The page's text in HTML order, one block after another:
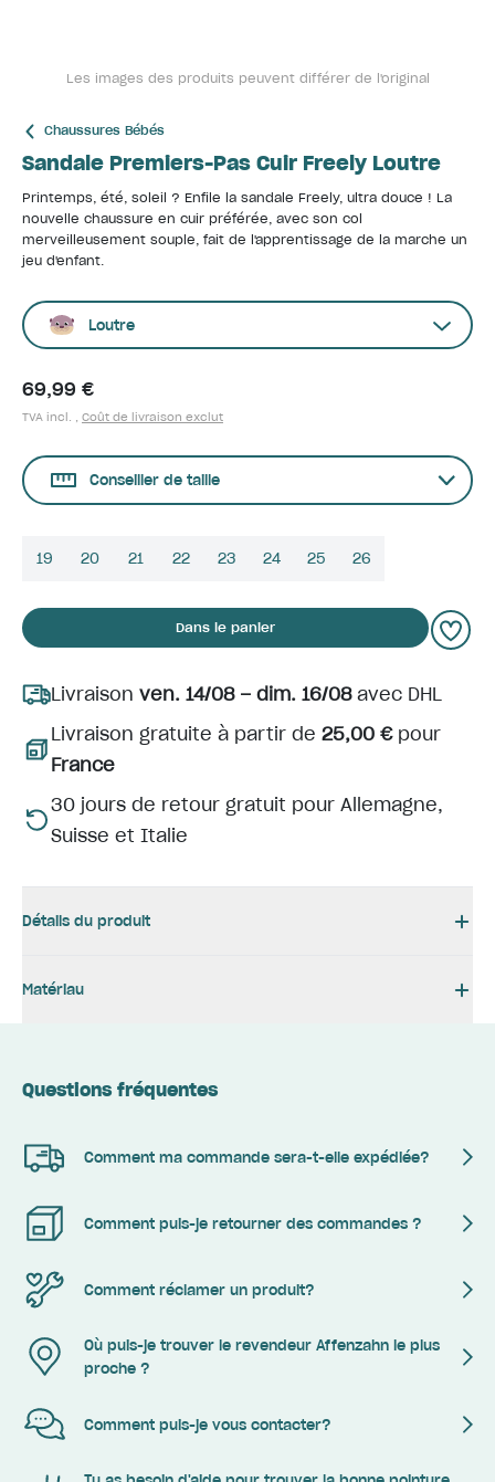
Les images des produits peuvent différer de l'original
Chaussures Bébés
Sandale Premiers-Pas Cuir Freely Loutre
Printemps, été, soleil ? Enfile la sandale Freely, ultra douce ! La
nouvelle chaussure en cuir préférée, avec son col
merveilleusement souple, fait de l'apprentissage de la marche un
jeu d'enfant.
Loutre
69,99 €
TVA incl. , Coût de livraison exclut
Conseiller de taille
19 20 21 22 23 24 25 26
Dans le panier
Livraison ven. 14/08 – dim. 16/08avec DHL
Livraison gratuite à partir de 25,00 €pour
France
30 jours de retour gratuit pour Allemagne,
Suisse et Italie
Détails du produit
Matériau
Questions fréquentes
Comment ma commande sera-t-elle expédiée?
Comment puis-je retourner des commandes ?
Comment réclamer un produit?
Où puis-je trouver le revendeur Affenzahn le plus
proche ?
Comment puis-je vous contacter?